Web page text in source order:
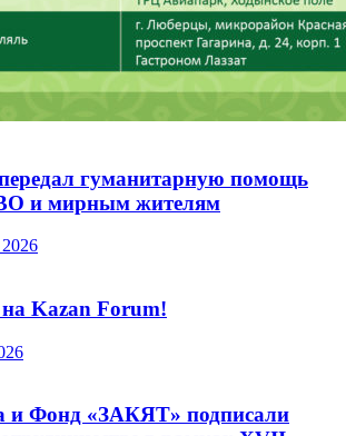
гуманитарную помощь
и мирным жителям
Kazan Forum!
Фонд «ЗАКЯТ» подписали